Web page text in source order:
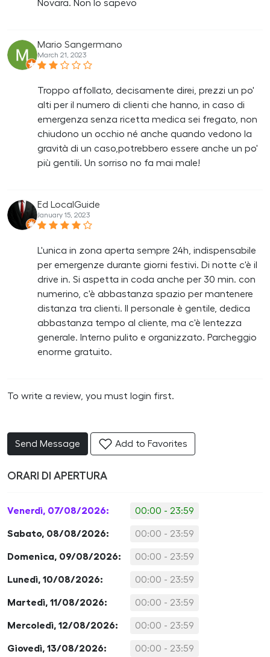
Novara. Non lo sapevo
Mario Sangermano
March 21, 2023
Troppo affollato, decisamente direi, prezzi un po'
alti per il numero di clienti che hanno, in caso di
emergenza senza ricetta medica sei fregato, non
chiudono un occhio né anche quando vedono la
gravità di un caso,potrebbero essere anche un po'
più gentili. Un sorriso no fa mai male!
Ed LocalGuide
January 15, 2023
L'unica in zona aperta sempre 24h, indispensabile
per emergenze durante giorni festivi. Di notte c'è il
drive in. Si aspetta in coda anche per 30 min. con
numerino, c'è abbastanza spazio per mantenere
distanza tra clienti. Il personale è gentile, dedica
abbastanza tempo al cliente, ma c'è lentezza
generale. Interno pulito e organizzato. Parcheggio
enorme gratuito.
To write a review, you must login first.
Send Message Add to Favorites
ORARI DI APERTURA
Venerdì, 07/08/2026: 00:00 - 23:59
Sabato, 08/08/2026: 00:00 - 23:59
Domenica, 09/08/2026: 00:00 - 23:59
Lunedì, 10/08/2026: 00:00 - 23:59
Martedì, 11/08/2026: 00:00 - 23:59
Mercoledì, 12/08/2026: 00:00 - 23:59
Giovedì, 13/08/2026: 00:00 - 23:59